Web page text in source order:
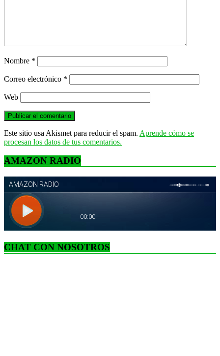
Nombre *
Correo electrónico *
Web
Este sitio usa Akismet para reducir el spam. Aprende cómo se
procesan los datos de tus comentarios.
AMAZON RADIO
CHAT CON NOSOTROS